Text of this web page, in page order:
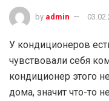
by admin
У кондиционеров
чувствовали себя
кондиционер этого
дома, значит что-то